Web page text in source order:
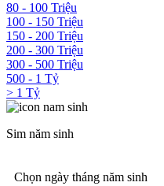
80 - 100 Triệu
100 - 150 Triệu
150 - 200 Triệu
200 - 300 Triệu
300 - 500 Triệu
500 - 1 Tỷ
> 1 Tỷ
Sim năm sinh
Chọn ngày tháng năm sinh